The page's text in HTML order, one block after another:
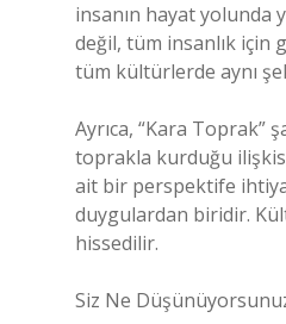
insanın hayat yolunda
değil, tüm insanlık için
tüm kültürlerde aynı
Ayrıca, “Kara Toprak”
toprakla kurduğu
ait bir perspektife
duygulardan biridir.
hissedilir.
Siz Ne